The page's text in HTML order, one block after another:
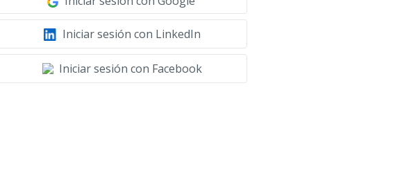
Iniciar sesión con LinkedIn
Iniciar sesión con Facebook